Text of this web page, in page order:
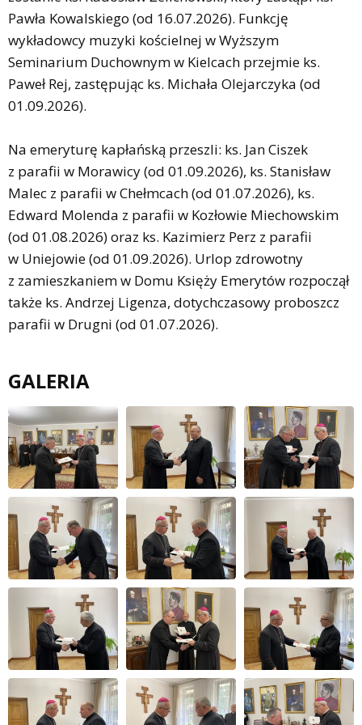
Pawła Kowalskiego (od 16.07.2026). Funkcję
wykładowcy muzyki kościelnej w Wyższym
Seminarium Duchownym w Kielcach przejmie ks.
Paweł Rej, zastępując ks. Michała Olejarczyka (od
01.09.2026).
Na emeryturę kapłańską przeszli: ks. Jan Ciszek
z parafii w Morawicy (od 01.09.2026), ks. Stanisław
Malec z parafii w Chełmcach (od 01.07.2026), ks.
Edward Molenda z parafii w Kozłowie Miechowskim
(od 01.08.2026) oraz ks. Kazimierz Perz z parafii
w Uniejowie (od 01.09.2026). Urlop zdrowotny
z zamieszkaniem w Domu Księży Emerytów rozpoczął
także ks. Andrzej Ligenza, dotychczasowy proboszcz
parafii w Drugni (od 01.07.2026).
GALERIA